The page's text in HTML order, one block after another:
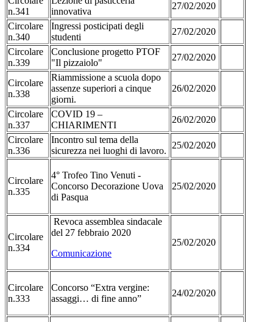
n.341
innovativa
27/02/2020
Circolare
n.340
Ingressi posticipati degli
studenti
27/02/2020
Circolare
n.339
Conclusione progetto PTOF
"Il pizzaiolo"
27/02/2020
Circolare
n.338
Riammissione a scuola dopo
assenze superiori a cinque
giorni.
26/02/2020
Circolare
n.337
COVID 19 –
CHIARIMENTI
26/02/2020
Circolare
n.336
Incontro sul tema della
sicurezza nei luoghi di lavoro.
25/02/2020
Circolare
n.335
4° Trofeo Tino Venuti -
Concorso Decorazione Uova
di Pasqua
25/02/2020
Circolare
n.334
Revoca assemblea sindacale
del 27 febbraio 2020
Comunicazione
25/02/2020
Circolare
n.333
Concorso “Extra vergine:
assaggi… di fine anno”
24/02/2020